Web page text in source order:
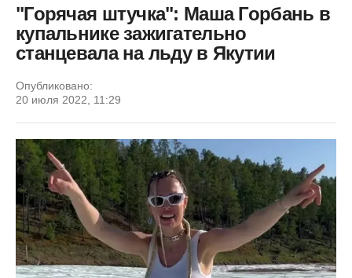
"Горячая штучка": Маша Горбань в
купальнике зажигательно
станцевала на льду в Якутии
Опубликовано:
20 июля 2022, 11:29